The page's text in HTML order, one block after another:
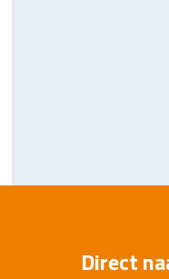
Direct